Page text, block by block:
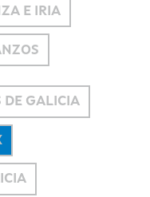
E IRIA
DE GALICIA